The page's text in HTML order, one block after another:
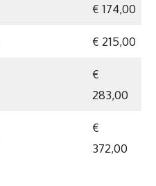
€ 174,00
€ 215,00
€
283,00
€
372,00